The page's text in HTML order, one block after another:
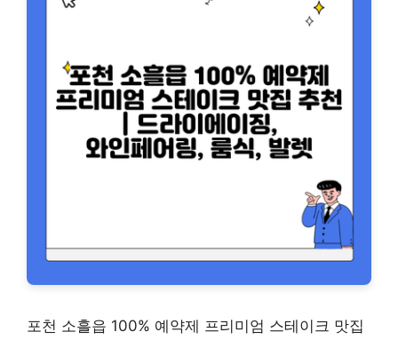
포천 소흘읍 100% 예약제 프리미엄 스테이크 맛집